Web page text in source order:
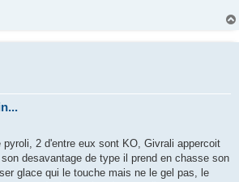
pyroli, 2 d'entre eux sont KO, Givrali appercoit
desavantage de type il prend en chasse son
glace qui le touche mais ne le gel pas, le